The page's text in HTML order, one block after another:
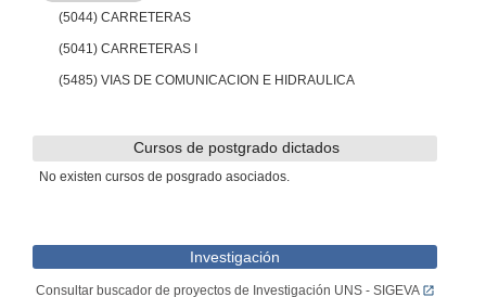
(5044) CARRETERAS
(5041) CARRETERAS I
(5485) VIAS DE COMUNICACION E HIDRAULICA
Cursos de postgrado dictados
No existen cursos de posgrado asociados.
Investigación
Consultar buscador de proyectos de Investigación UNS - SIGEVA